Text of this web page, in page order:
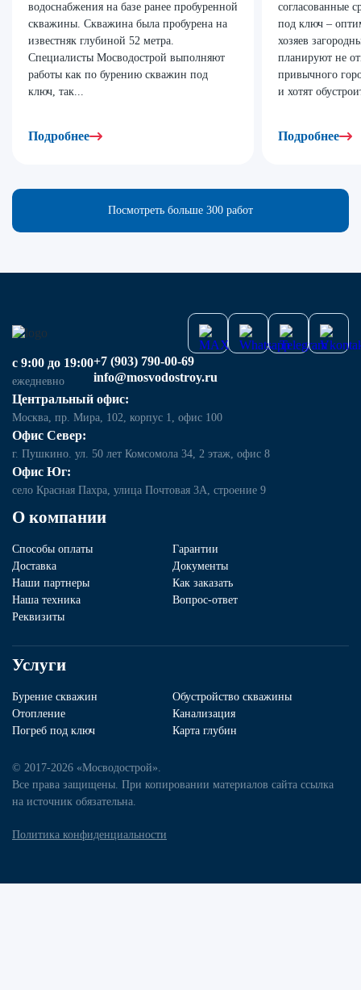
водоснабжения на базе ранее пробуренной
скважины. Скважина была пробурена на
известняк глубиной 52 метра.
Специалисты Мосводострой выполняют
работы как по бурению скважин под
ключ, так...
Подробнее
согласованные
под ключ –
хозяев
планируют не
привычного
и хотят
Подробнее
Посмотреть больше 300 работ
О компании
Способы оплаты
Гарантии
Доставка
Документы
Наши партнеры
Как заказать
Наша техника
Вопрос-ответ
Реквизиты
Услуги
Бурение скважин
Обустройство скважины
Отопление
Канализация
Погреб под ключ
Карта глубин
с 9:00 до 19:00
ежедневно
+7 (903) 790-00-69
info@mosvodostroy.ru
Центральный офис:
Москва, пр. Мира, 102, корпус 1, офис 100
Офис Север:
г. Пушкино. ул. 50 лет Комсомола 34, 2 этаж, офис 8
Офис Юг:
село Красная Пахра, улица Почтовая 3А, строение 9
© 2017-2026 «Мосводострой».
Все права защищены. При копировании материалов сайта ссылка
на источник обязательна.
Политика конфиденциальности